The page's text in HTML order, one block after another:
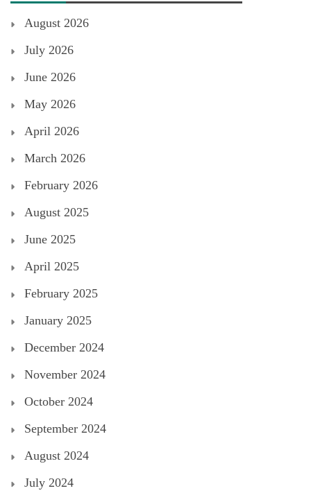
August 2026
July 2026
June 2026
May 2026
April 2026
March 2026
February 2026
August 2025
June 2025
April 2025
February 2025
January 2025
December 2024
November 2024
October 2024
September 2024
August 2024
July 2024